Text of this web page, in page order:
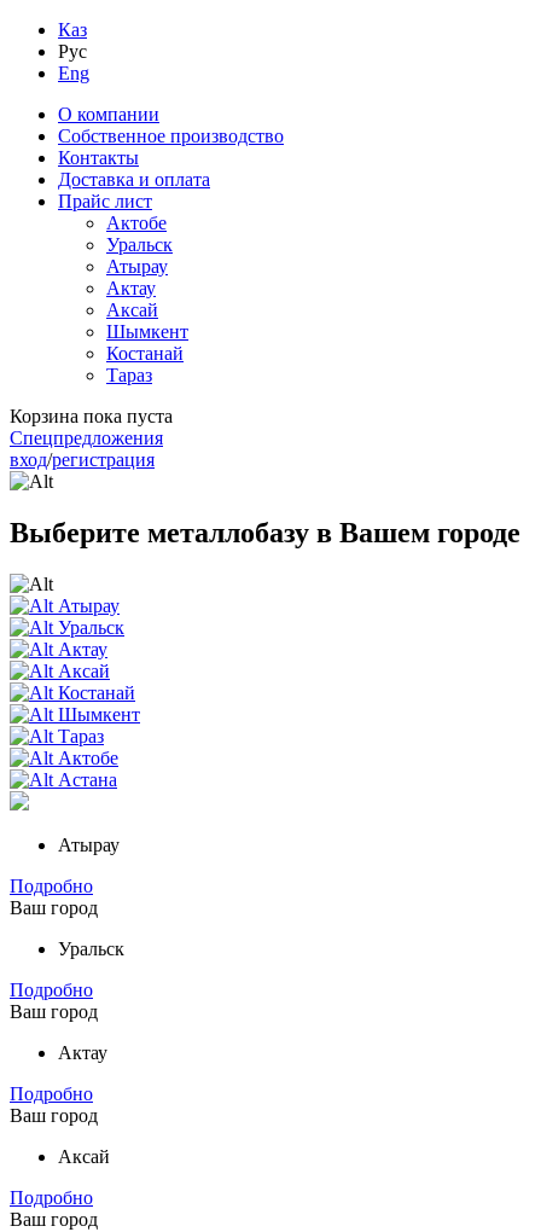
Каз
Рус
Eng
О компании
Собственное производство
Контакты
Доставка и оплата
Прайс лист
Актобе
Уральск
Атырау
Актау
Аксай
Шымкент
Костанай
Тараз
Корзина пока пуста
Спецпредложения
вход/регистрация
Выберите металлобазу в Вашем городе
Атырау
Уральск
Актау
Аксай
Костанай
Шымкент
Тараз
Актобе
Астана
Атырау
Подробно
Ваш город
Уральск
Подробно
Ваш город
Актау
Подробно
Ваш город
Аксай
Подробно
Ваш город